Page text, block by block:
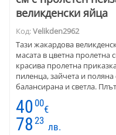
великденски яйца
Код:Velikden2962
Тази жакардова
масата в цветна
красива пролетна
пиленца, зайчета и поляна
балансирана и светла.
твърдост. Покривката се
за празнична трапеза,
която съчетава традиция
40 00
€
78 23
лв.